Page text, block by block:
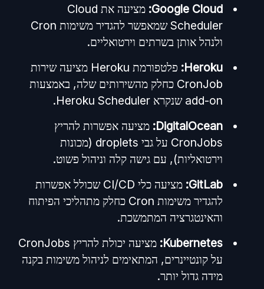
Google Cloud:
מציעה את Cloud
Scheduler שמאפשר להגדיר משימות Cron
ולנהל אותן בשרתים וירטואליים.
Heroku:
פלטפורמת Heroku מציעה שירות
CronJob כחלק מהשירותים שלה, באמצעות
add-on שנקרא Heroku Scheduler.
DigitalOcean: מציעה אפשרות להריץ
CronJobs על גבי droplets (מכונות
וירטואליות), עם גישה קלה וניהול פשוט.
GitLab:
מציעה כלי CI/CD שכולל אפשרות
להגדיר משימות Cron כחלק מתהליכי הפיתוח
והאינטגרציה המתמשכת.
Kubernetes:
מציעה יכולת להריץ CronJobs
על קונטיינרים, המתאימים לניהול משימות בקנה
מידה גדול יותר.